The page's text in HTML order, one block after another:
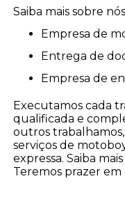
Saiba mais sobre
empresa de
entrega de
empresa de
Executamos cada
qualificada e
outros
serviços de
expressa. Saiba
Teremos prazer